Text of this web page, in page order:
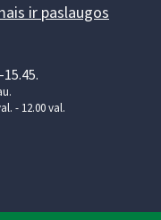
ir paslaugos
- 12.00 val.